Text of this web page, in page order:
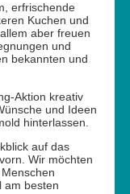
erfrischende
Kuchen und
aber freuen
und
bekannten und
Aktion kreativ
und Ideen
hinterlassen.
auf das
Wir möchten
am besten